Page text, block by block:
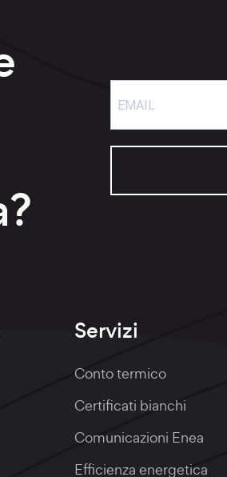
Servizi
Conto termico
Certificati bianchi
Comunicazioni Enea
Efficienza energetica